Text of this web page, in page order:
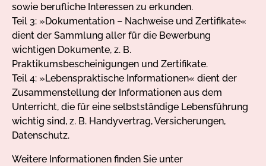
sowie berufliche Interessen zu erkunden.
Teil 3: »Dokumentation – Nachweise und Zertifikate«
dient der Sammlung aller für die Bewerbung
wichtigen Dokumente, z. B.
Praktikumsbescheinigungen und Zertifikate.
Teil 4: »Lebenspraktische Informationen« dient der
Zusammenstellung der Informationen aus dem
Unterricht, die für eine selbstständige Lebensführung
wichtig sind, z. B. Handyvertrag, Versicherungen,
Datenschutz.
Weitere Informationen finden Sie unter